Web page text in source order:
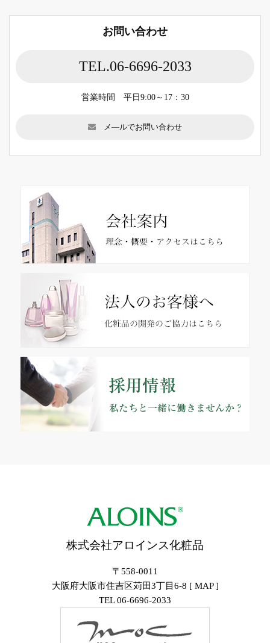
お問い合わせ
TEL.06-6696-2033
営業時間 平日9:00～17：30
メ―ルでお問い合わせ
株式会社アロインス化粧品
〒558-0011
大阪府大阪市住吉区苅田3丁目6-8 [ MAP]
TEL06-6696-2033